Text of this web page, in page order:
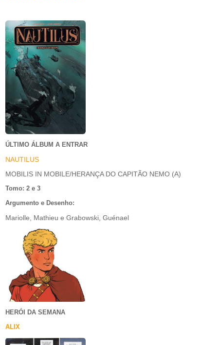
ÚLTIMO ÁLBUM A ENTRAR
NAUTILUS
MOBILIS IN MOBILE/HERANÇA DO CAPITÃO NEMO (A)
Tomo: 2 e 3
Argumento e Desenho:
Mariolle, Mathieu e Grabowski, Guénael
HERÓI DA SEMANA
ALIX